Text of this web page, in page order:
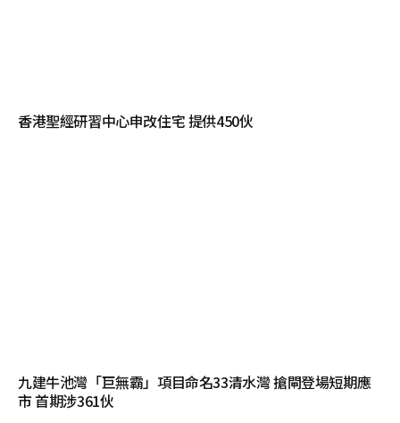
香港聖經研習中心申改住宅 提供450伙
九建牛池灣「巨無霸」項目命名33清水灣 搶閘登場短期應
市 首期涉361伙